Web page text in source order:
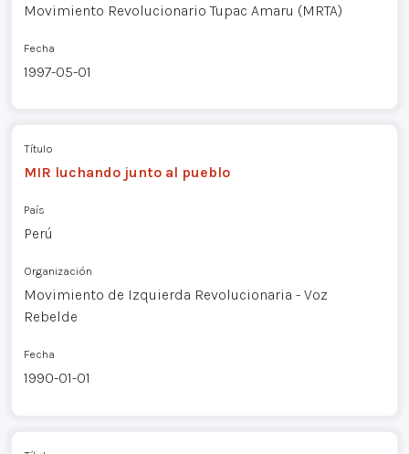
Movimiento Revolucionario Tupac Amaru (MRTA)
Fecha
1997-05-01
Título
MIR luchando junto al pueblo
País
Perú
Organización
Movimiento de Izquierda Revolucionaria - Voz
Rebelde
Fecha
1990-01-01